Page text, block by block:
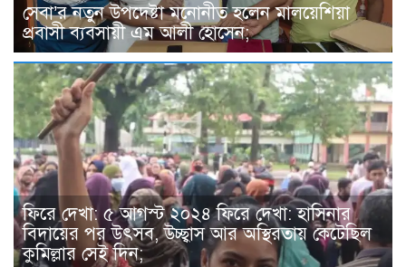
সেবা’র নতুন উপদেষ্টা মনোনীত হলেন মালয়েশিয়া
প্রবাসী ব্যবসায়ী এম আলী হোসেন;
ফিরে দেখা: ৫ আগস্ট ২০২৪ ফিরে দেখা: হাসিনার
বিদায়ের পর উৎসব, উচ্ছ্বাস আর অস্থিরতায় কেটেছিল
কুমিল্লার সেই দিন;